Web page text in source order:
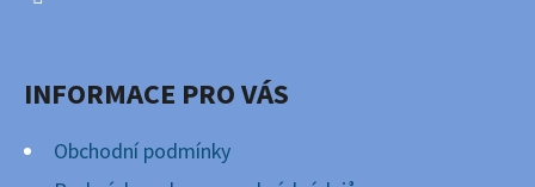
INFORMACE PRO VÁS
Obchodní podmínky